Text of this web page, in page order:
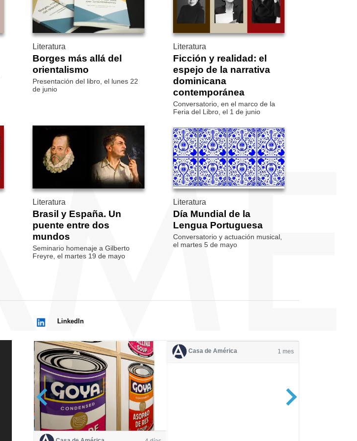
Literatura
Borges más allá del
orientalismo
Presentación del libro, el lunes 22
de junio
Literatura
Ficción y realidad: el
espejo de la narrativa
dominicana
contemporánea
Conversatorio, en el marco de la
Feria del Libro, el 1 de junio
Literatura
Brasil y España. Un
puente entre dos
mundos
Seminario homenaje a Gilberto
Freyre, el martes 19 de mayo
Literatura
Día Mundial de la
Lengua Portuguesa
Conversatorio y actuación musical,
el martes 5 de mayo
LinkedIn
Casa de América 1 mes